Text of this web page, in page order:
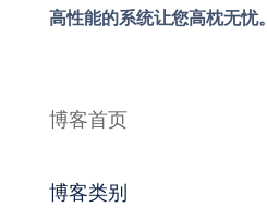
高性能的系统让您高枕无忧。
博客首页
博客类别